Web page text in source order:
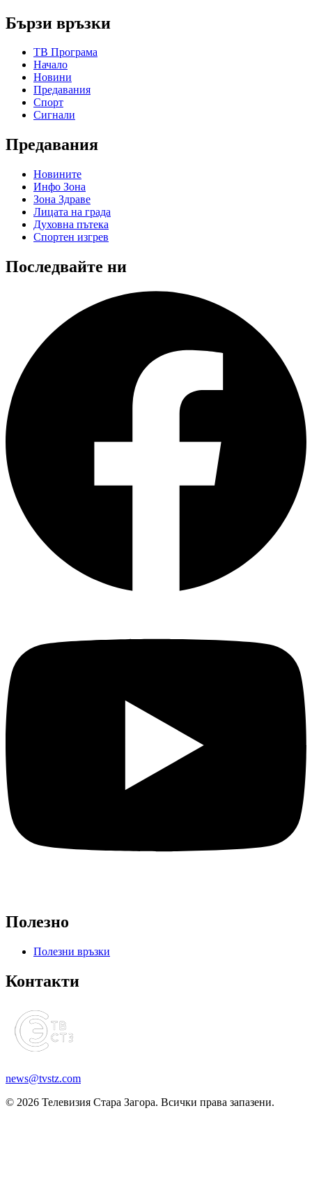
Бързи връзки
ТВ Програма
Начало
Новини
Предавания
Спорт
Сигнали
Предавания
Новините
Инфо Зона
Зона Здраве
Лицата на града
Духовна пътека
Спортен изгрев
Последвайте ни
Полезно
Полезни връзки
Контакти
news@tvstz.com
© 2026 Телевизия Стара Загора. Всички права запазени.